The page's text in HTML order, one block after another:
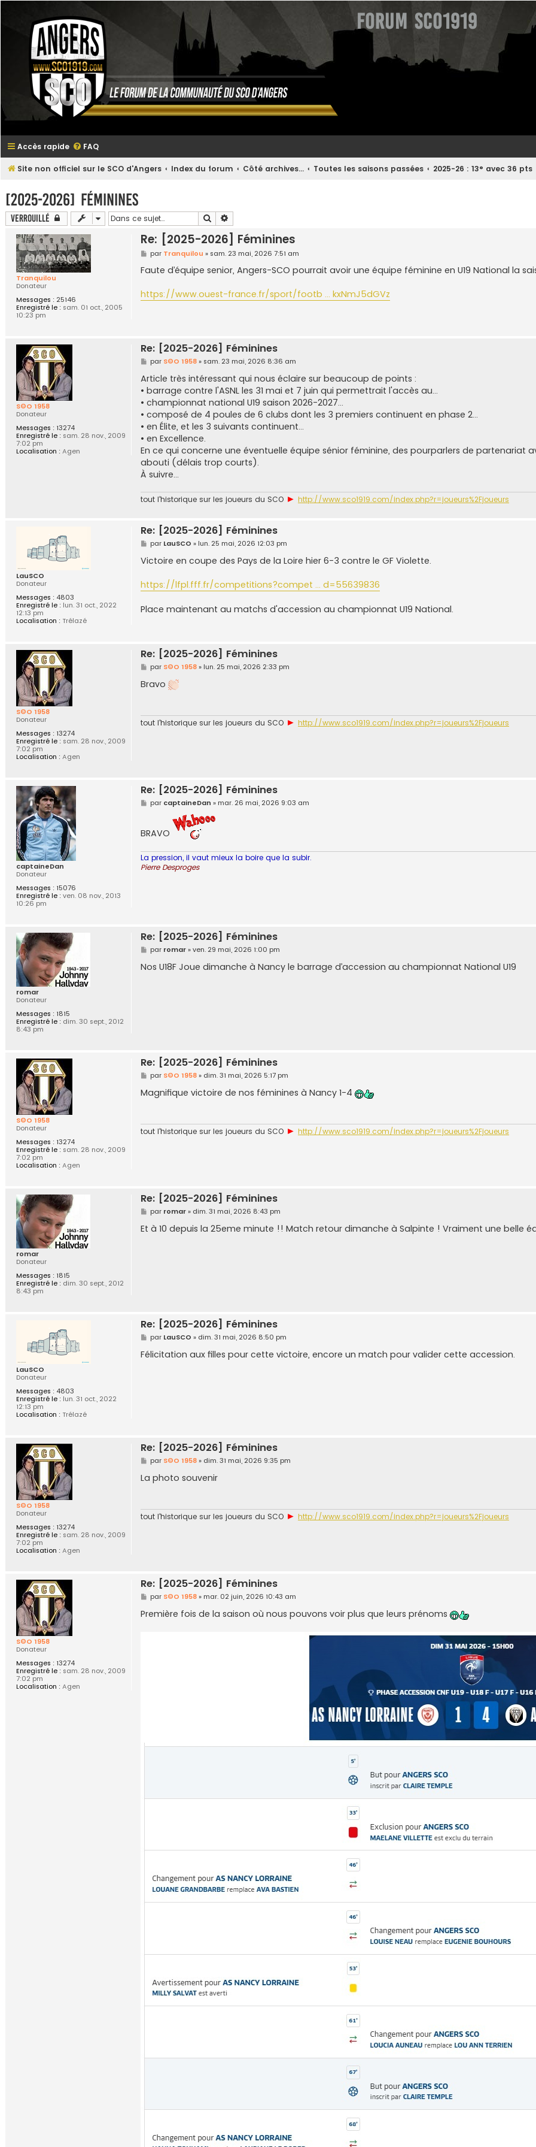
Forum SCO1919
Accès rapide FAQ
Site non officiel sur le SCO d'Angers Index du forum Côté archives... Toutes les saisons passées 2025-26 : 13° avec 36 pts
[2025-2026] Féminines
Verrouillé Rechercher
Tranquilou
Donateur
Messages : 25146
Enregistré le : sam. 01 oct., 2005
10:23 pm
Re: [2025-2026] Féminines
M
e
s
s
g
e
par Tranquilou » sam. 23 mai, 2026 7:51 am
Faute d’équipe senior, Angers-SCO pourrait avoir une équipe féminine en U19 National la
https://www.ouest-france.fr/sport/footb ... kxNmJ5dGVz
S©O 1958
Donateur
Messages : 13274
Enregistré le : sam. 28 nov., 2009
7:02 pm
Localisation : Agen
Re: [2025-2026] Féminines
M
e
s
s
a
g
e
par S©O 1958» sam. 23 mai, 2026 8:36 am
Article très intéressant qui nous éclaire sur beaucoup de points :
• barrage contre l'ASNL les 31 mai et 7 juin qui permettrait l'accès au...
• championnat national U19 saison 2026-2027...
• composé de 4 poules de 6 clubs dont les 3 premiers continuent en phase 2...
• en Élite, et les 3 suivants continuent...
• en Excellence.
En ce qui concerne une éventuelle équipe sénior féminine, des pourparlers de partenariat
abouti (délais trop courts).
À suivre...
tout l'historique sur les joueurs du SCO ► http://www.sco1919.com/index.php?r=joueurs%2Fjoueurs
LauSCO
Donateur
Messages : 4803
Enregistré le : lun. 31 oct., 2022
12:13 pm
Localisation : Trélazé
Re: [2025-2026] Féminines
M
e
s
s
g
e
par LauSCO » lun. 25 mai, 2026 12:03 pm
Victoire en coupe des Pays de la Loire hier 6-3 contre le GF Violette.
https://lfpl.fff.fr/competitions?compet ... d=55639836
Place maintenant au matchs d'accession au championnat U19 National.
S©O 1958
Donateur
Messages : 13274
Enregistré le : sam. 28 nov., 2009
7:02 pm
Localisation : Agen
Re: [2025-2026] Féminines
M
e
s
s
par S©O 1958» lun. 25 mai, 2026 2:33 pm
Bravo
tout l'historique sur les joueurs du SCO ► http://www.sco1919.com/index.php?r=joueurs%2Fjoueurs
captaineDan
Donateur
Messages : 15076
Enregistré le : ven. 08 nov., 2013
10:26 pm
Re: [2025-2026] Féminines
M
e
a
par captaineDan » mar. 26 mai, 2026 9:03 am
BRAVO
La pression, il vaut mieux la boire que la subir.
Pierre Desproges
romar
Donateur
Messages : 1815
Enregistré le : dim. 30 sept., 2012
8:43 pm
Re: [2025-2026] Féminines
M
e
s
s
par romar»ven. 29 mai, 2026 1:00 pm
Nos U18F Joue dimanche à Nancy le barrage d’accession au championnat National U19
S©O 1958
Donateur
Messages : 13274
Enregistré le : sam. 28 nov., 2009
7:02 pm
Localisation : Agen
Re: [2025-2026] Féminines
M
e
s
s
par S©O 1958» dim. 31 mai, 2026 5:17 pm
Magnifique victoire de nos féminines à Nancy 1-4
tout l'historique sur les joueurs du SCO ► http://www.sco1919.com/index.php?r=joueurs%2Fjoueurs
romar
Donateur
Messages : 1815
Enregistré le : dim. 30 sept., 2012
8:43 pm
Re: [2025-2026] Féminines
M
e
s
s
par romar» dim. 31 mai, 2026 8:43 pm
Et à 10 depuis la 25eme minute !! Match retour dimanche à Salpinte ! Vraiment une belle
LauSCO
Donateur
Messages : 4803
Enregistré le : lun. 31 oct., 2022
12:13 pm
Localisation : Trélazé
Re: [2025-2026] Féminines
M
e
s
s
par LauSCO » dim. 31 mai, 2026 8:50 pm
Félicitation aux filles pour cette victoire, encore un match pour valider cette accession.
S©O 1958
Donateur
Messages : 13274
Enregistré le : sam. 28 nov., 2009
7:02 pm
Localisation : Agen
Re: [2025-2026] Féminines
M
e
s
s
par S©O 1958» dim. 31 mai, 2026 9:35 pm
La photo souvenir
tout l'historique sur les joueurs du SCO ► http://www.sco1919.com/index.php?r=joueurs%2Fjoueurs
S©O 1958
Donateur
Messages : 13274
Enregistré le : sam. 28 nov., 2009
7:02 pm
Localisation : Agen
Re: [2025-2026] Féminines
M
e
s
s
par S©O 1958» mar. 02 juin, 2026 10:43 am
Première fois de la saison où nous pouvons voir plus que leurs prénoms